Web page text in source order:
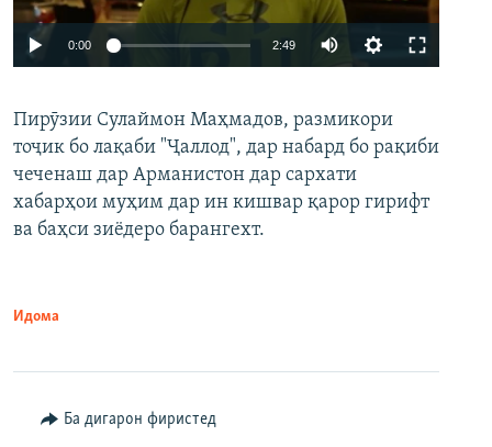
Auto 240p 360p 480p
720p 1080p
0:00 2:49
360p
480p
Пирӯзии Сулаймон Маҳмадов, размикори
тоҷик бо лақаби "Ҷаллод", дар набард бо рақиби
чеченаш дар Арманистон дар сархати
хабарҳои муҳим дар ин кишвар қарор гирифт
ва баҳси зиёдеро барангехт.
Идома
Ба дигарон фиристед